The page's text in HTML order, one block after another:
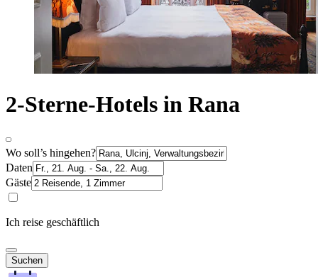
2-Sterne-Hotels in Rana
Wo soll’s hingehen?
Daten
Gäste
Ich reise geschäftlich
Suchen